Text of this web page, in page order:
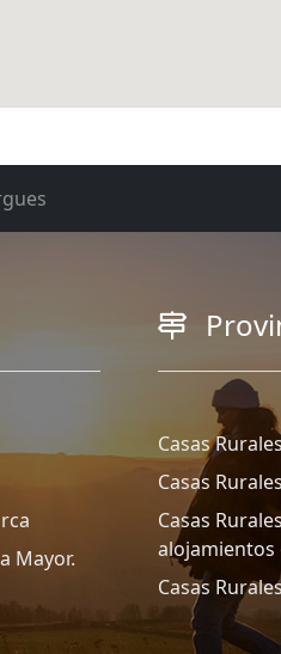
Mayor.
Casas
Casas
Casas
alojamientos
Casas